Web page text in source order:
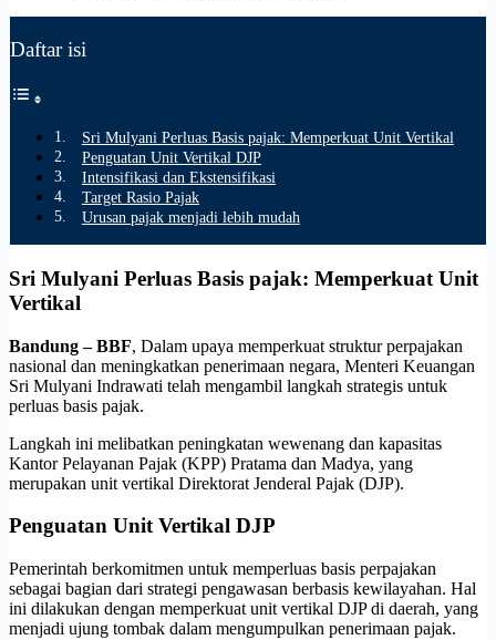
Daftar isi
Sri Mulyani Perluas Basis pajak: Memperkuat Unit Vertikal
Penguatan Unit Vertikal DJP
Intensifikasi dan Ekstensifikasi
Target Rasio Pajak
Urusan pajak menjadi lebih mudah
Sri Mulyani Perluas Basis pajak: Memperkuat Unit
Vertikal
Bandung – BBF, Dalam upaya memperkuat struktur perpajakan
nasional dan meningkatkan penerimaan negara, Menteri Keuangan
Sri Mulyani Indrawati telah mengambil langkah strategis untuk
perluas basis pajak.
Langkah ini melibatkan peningkatan wewenang dan kapasitas
Kantor Pelayanan Pajak (KPP) Pratama dan Madya, yang
merupakan unit vertikal Direktorat Jenderal Pajak (DJP).
Penguatan Unit Vertikal DJP
Pemerintah berkomitmen untuk memperluas basis perpajakan
sebagai bagian dari strategi pengawasan berbasis kewilayahan. Hal
ini dilakukan dengan memperkuat unit vertikal DJP di daerah, yang
menjadi ujung tombak dalam mengumpulkan penerimaan pajak.